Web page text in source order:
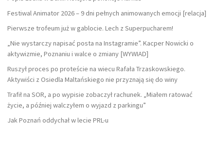
Festiwal Animator 2026 – 9 dni pełnych animowanych emocji [relacja]
Pierwsze trofeum już w gablocie. Lech z Superpucharem!
„Nie wystarczy napisać posta na Instagramie”. Kacper Nowicki o
aktywizmie, Poznaniu i walce o zmiany [WYWIAD]
Ruszył proces po proteście na wiecu Rafała Trzaskowskiego.
Aktywiści z Osiedla Maltańskiego nie przyznają się do winy
Trafił na SOR, a po wypisie zobaczył rachunek. „Miałem ratować
życie, a później walczyłem o wyjazd z parkingu”
Jak Poznań oddychał w lecie PRL-u